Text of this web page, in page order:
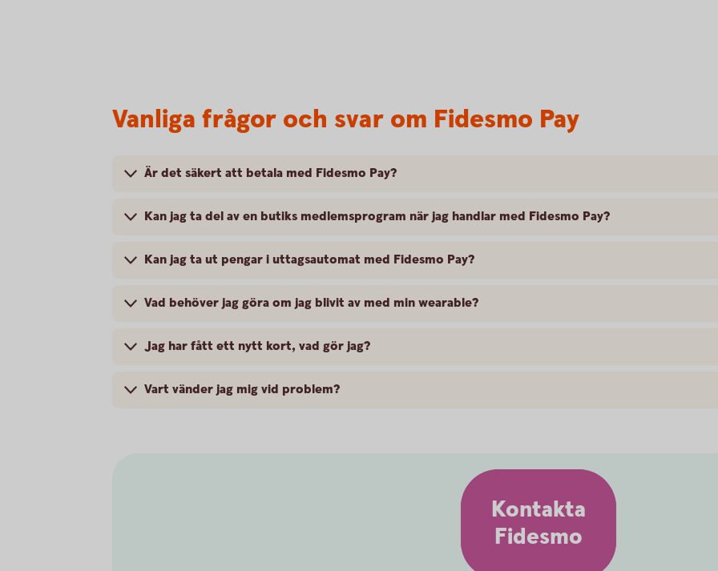
Vanliga frågor och svar om Fidesmo Pay
Är det säkert att betala med Fidesmo Pay?
Kan jag ta del av en butiks medlemsprogram när jag handlar med Fidesmo Pay?
Kan jag ta ut pengar i uttagsautomat med Fidesmo Pay?
Vad behöver jag göra om jag blivit av med min wearable?
Jag har fått ett nytt kort, vad gör jag?
Vart vänder jag mig vid problem?
Kontakta
Fidesmo